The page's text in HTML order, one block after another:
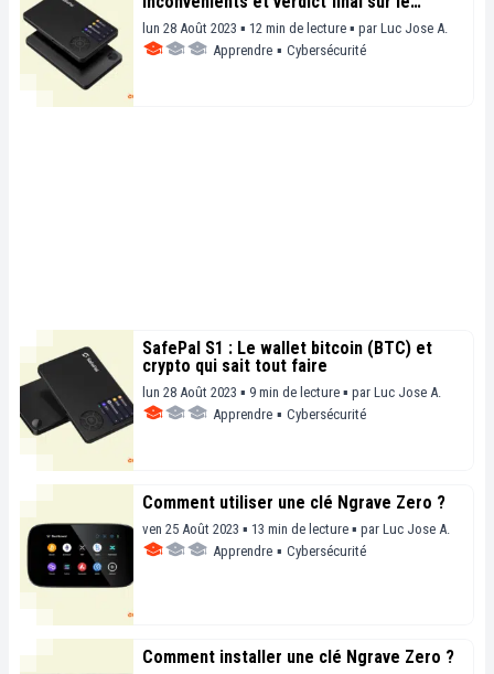
portefeuille
lun 28 Août 2023 ▪ 12 min de lecture ▪ par Luc Jose A.
Apprendre ▪ Cybersécurité
SafePal S1 : Le wallet bitcoin (BTC) et
crypto qui sait tout faire
lun 28 Août 2023 ▪ 9 min de lecture ▪ par Luc Jose A.
Apprendre ▪ Cybersécurité
Comment utiliser une clé Ngrave Zero ?
ven 25 Août 2023 ▪ 13 min de lecture ▪ par Luc Jose A.
Apprendre ▪ Cybersécurité
Comment installer une clé Ngrave Zero ?